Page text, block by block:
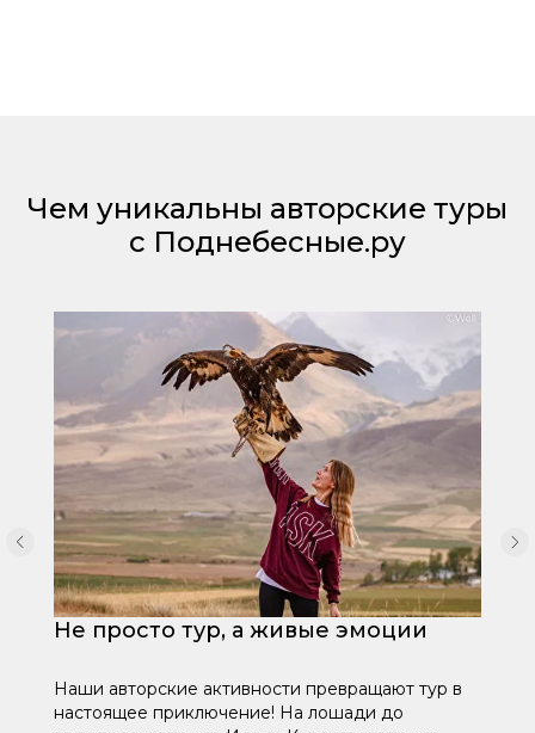
Чем уникальны авторские туры
с Поднебесные.ру
Не просто тур, а живые эмоции
Наши авторские активности превращают тур в
настоящее приключение! На лошади до